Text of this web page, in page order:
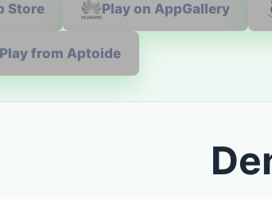
Store Play on AppGallery
Play from Aptoide